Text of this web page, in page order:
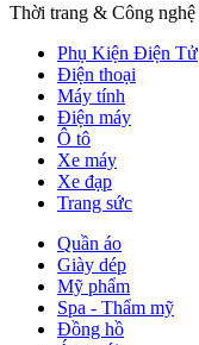
Thời trang & Công nghệ
Phụ Kiện Điện Tử
Điện thoại
Máy tính
Điện máy
Ô tô
Xe máy
Xe đạp
Trang sức
Quần áo
Giày dép
Mỹ phẩm
Spa - Thẩm mỹ
Đồng hồ